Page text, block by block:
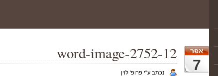
אפר
7
word-image-2752-12
נכתב ע"י פרופ' לוין